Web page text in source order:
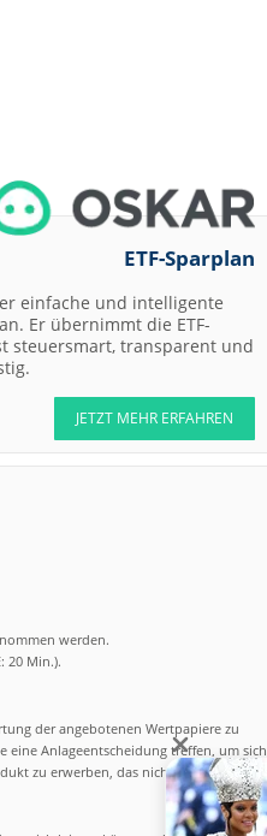
ETF-Sparplan
einfache und intelligente
Er übernimmt die ETF-
steuersmart, transparent und
JETZT MEHR ERFAHREN
werden.
20 Min.).
der angebotenen Wertpapiere zu
eine Anlageentscheidung treffen, um sich
zu erwerben, das nicht einfach ist und